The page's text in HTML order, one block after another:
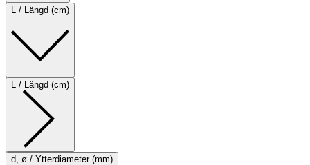
L / Längd (cm)
L / Längd (cm)
d, ø / Ytterdiameter (mm)